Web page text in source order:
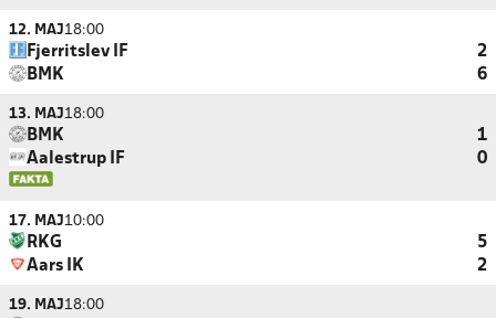
12. MAJ18:00
Fjerritslev IF
2
BMK
6
13. MAJ18:00
BMK
1
Aalestrup IF
0
17. MAJ10:00
RKG
5
Aars IK
2
19. MAJ18:00